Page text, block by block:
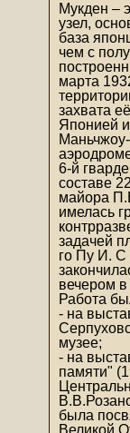
Мукден –
узел,
база
чем с
марта
захвата
Японией
6-й
составе
майора
имелась
задачей
го Пу И. С
вечером
Работа
- на
музее;
- на
памяти"
была